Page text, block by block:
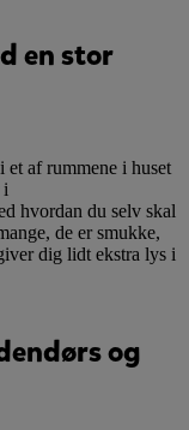
en stor
et af rummene i huset
i
hvordan du selv skal
de er smukke,
dig lidt ekstra lys i
og